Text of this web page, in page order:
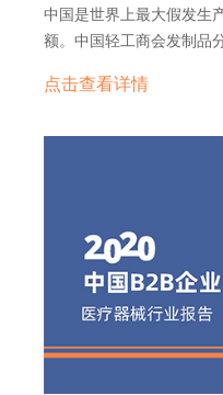
中国是世界上最大假发生
额。中国轻工商会发制品
突破百亿美元。
点击查看详情